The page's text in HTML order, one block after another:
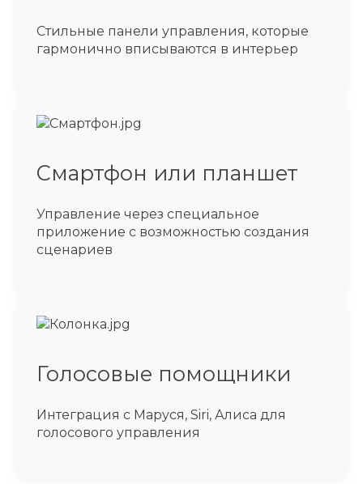
Стильные панели управления, которые
гармонично вписываются в интерьер
Смартфон или планшет
Управление через специальное
приложение с возможностью создания
сценариев
Голосовые помощники
Интеграция с Маруся, Siri, Алиса для
голосового управления